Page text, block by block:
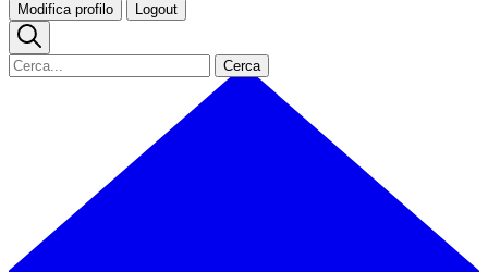
Modifica profilo Logout
Cerca